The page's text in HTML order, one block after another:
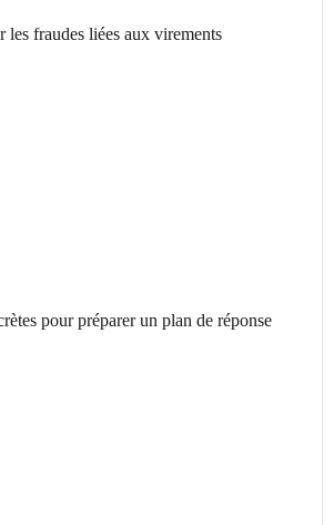
les fraudes liées aux virements
pour préparer un plan de réponse